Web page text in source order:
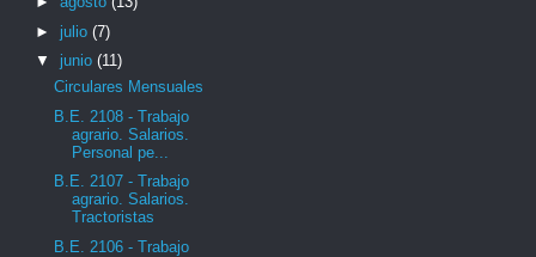
► julio (7)
▼ junio (11)
Circulares Mensuales
B.E. 2108 - Trabajo
agrario. Salarios.
Personal pe...
B.E. 2107 - Trabajo
agrario. Salarios.
Tractoristas
B.E. 2106 - Trabajo